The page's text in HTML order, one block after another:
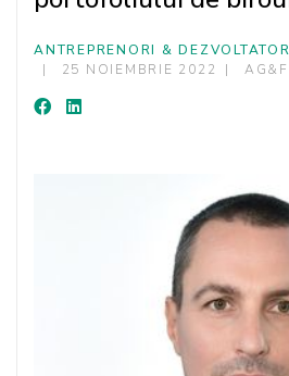
ANTREPRENORI &
25 NOIEMBRIE 2022
AG&F